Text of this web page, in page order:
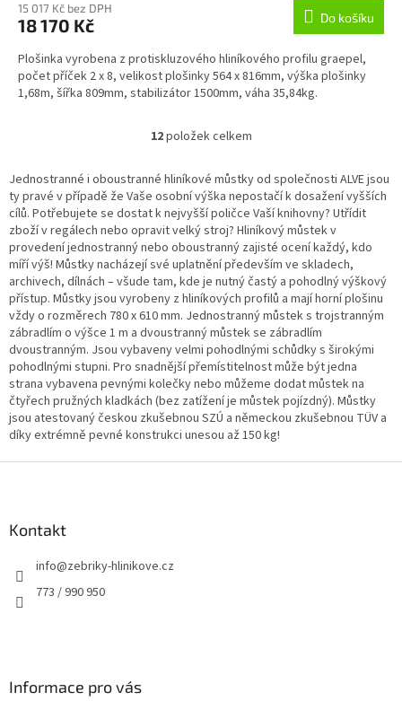
15 017 Kč bez DPH
18 170 Kč Do košíku
Plošinka vyrobena z protiskluzového hliníkového profilu graepel,
počet příček 2 x 8, velikost plošinky 564 x 816mm, výška plošinky
1,68m, šířka 809mm, stabilizátor 1500mm, váha 35,84kg.
O
l
á
d
a
c
í
p
r
v
k
y
v
ý
p
i
s
12položek celkem
Jednostranné i oboustranné hliníkové můstky od společnosti ALVE jsou
ty pravé v případě že Vaše osobní výška nepostačí k dosažení vyšších
cílů. Potřebujete se dostat k nejvyšší poličce Vaší knihovny? Utřídit
zboží v regálech nebo opravit velký stroj? Hliníkový můstek v
provedení jednostranný nebo oboustranný zajisté ocení každý, kdo
míří výš! Můstky nacházejí své uplatnění především ve skladech,
archivech, dílnách – všude tam, kde je nutný častý a pohodlný výškový
přístup. Můstky jsou vyrobeny z hliníkových profilů a mají horní plošinu
vždy o rozměrech 780 x 610 mm. Jednostranný můstek s trojstranným
zábradlím o výšce 1 m a dvoustranný můstek se zábradlím
dvoustranným. Jsou vybaveny velmi pohodlnými schůdky s širokými
pohodlnými stupni. Pro snadnější přemístitelnost může být jedna
strana vybavena pevnými kolečky nebo můžeme dodat můstek na
čtyřech pružných kladkách (bez zatížení je můstek pojízdný). Můstky
jsou atestovaný českou zkušebnou SZÚ a německou zkušebnou TÜV a
díky extrémně pevné konstrukci unesou až 150 kg!
Kontakt
info@zebriky-hlinikove.cz
773 / 990 950
Informace pro vás